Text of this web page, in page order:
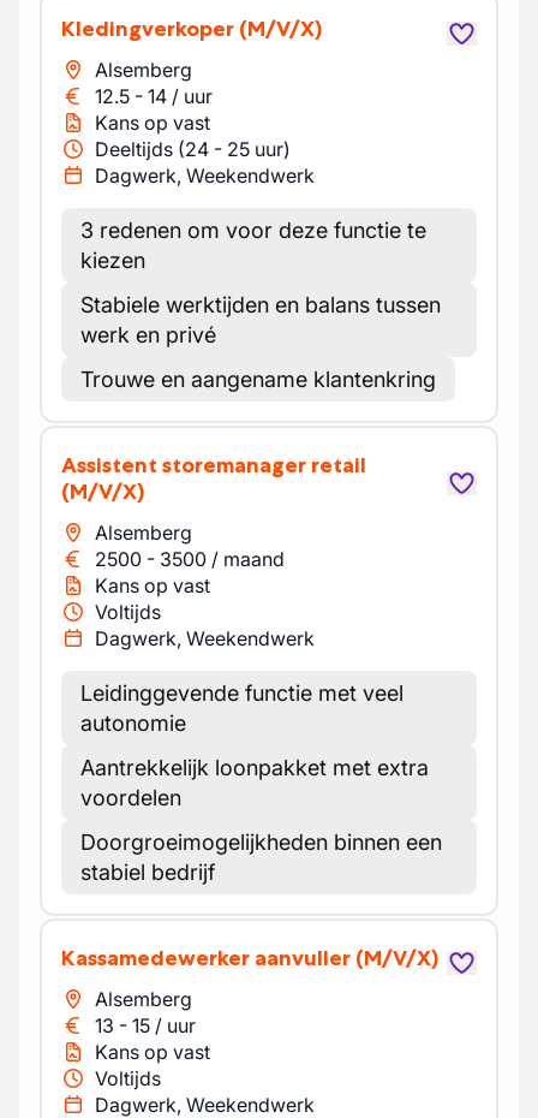
Kledingverkoper (M/V/X)
Alsemberg
12.5 - 14 / uur
Kans op vast
Deeltijds (24 - 25 uur)
Dagwerk, Weekendwerk
3 redenen om voor deze functie te
kiezen
Stabiele werktijden en balans tussen
werk en privé
Trouwe en aangename klantenkring
Assistent storemanager retail
(M/V/X)
Alsemberg
2500 - 3500 / maand
Kans op vast
Voltijds
Dagwerk, Weekendwerk
Leidinggevende functie met veel
autonomie
Aantrekkelijk loonpakket met extra
voordelen
Doorgroeimogelijkheden binnen een
stabiel bedrijf
Kassamedewerker aanvuller (M/V/X)
Alsemberg
13 - 15 / uur
Kans op vast
Voltijds
Dagwerk, Weekendwerk